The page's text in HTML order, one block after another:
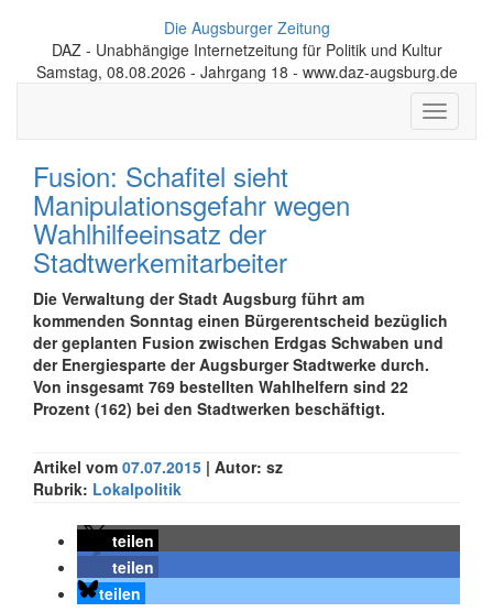
Die Augsburger Zeitung
DAZ - Unabhängige Internetzeitung für Politik und Kultur
Samstag, 08.08.2026 - Jahrgang 18 - www.daz-augsburg.de
Toggle
Fusion: Schafitel sieht
Manipulationsgefahr wegen
Wahlhilfeeinsatz der
Stadtwerkemitarbeiter
Die Verwaltung der Stadt Augsburg führt am
kommenden Sonntag einen Bürgerentscheid bezüglich
der geplanten Fusion zwischen Erdgas Schwaben und
der Energiesparte der Augsburger Stadtwerke durch.
Von insgesamt 769 bestellten Wahlhelfern sind 22
Prozent (162) bei den Stadtwerken beschäftigt.
Artikel vom 07.07.2015 | Autor: sz
Rubrik: Lokalpolitik
teilen
teilen
teilen